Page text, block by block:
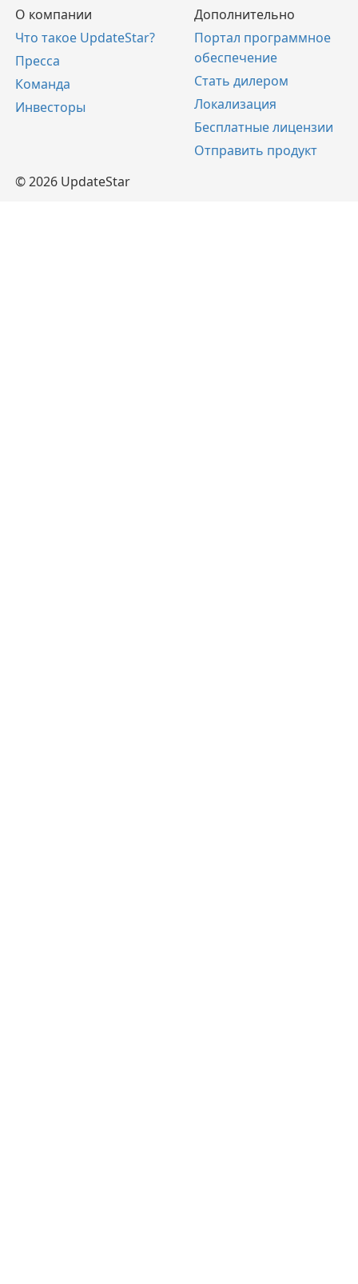
О компании
Что такое UpdateStar?
Пресса
Команда
Инвесторы
Дополнительно
Портал программное
обеспечение
Стать дилером
Локализация
Бесплатные лицензии
Отправить продукт
© 2026 UpdateStar